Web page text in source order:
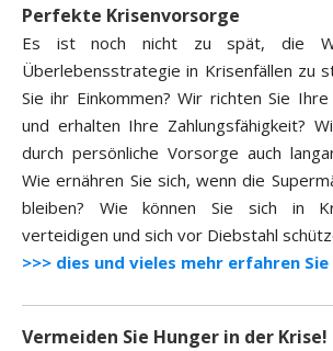
Perfekte Krisenvorsorge
Es ist noch nicht zu spät, die
Überlebensstrategie in Krisenfällen zu
Sie ihr Einkommen? Wir richten Sie
und erhalten Ihre Zahlungsfähigkeit?
durch persönliche Vorsorge auch
Wie ernähren Sie sich, wenn die
bleiben? Wie können Sie sich in
verteidigen und sich vor Diebstahl
>>> dies und vieles mehr erfahren Sie
Vermeiden Sie Hunger in der Krise!